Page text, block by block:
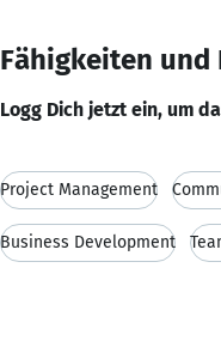
Fähigkeiten und
Logg Dich jetzt ein, um
Project Management
Business Development